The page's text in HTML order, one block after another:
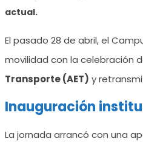
actual.
El pasado 28 de abril, el
movilidad con la celebración
Transporte (AET) y
Inauguración
La jornada arrancó con una